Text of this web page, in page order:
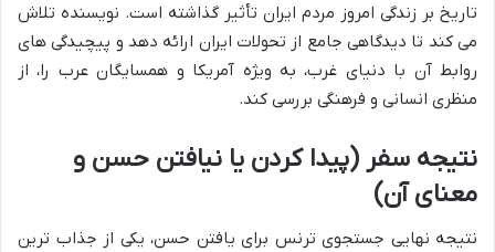
تاریخ بر زندگی امروز مردم ایران تأثیر گذاشته است. نویسنده تلاش
می کند تا دیدگاهی جامع از تحولات ایران ارائه دهد و پیچیدگی های
روابط آن با دنیای غرب، به ویژه آمریکا و همسایگان عرب را، از
منظری انسانی و فرهنگی بررسی کند.
نتیجه سفر (پیدا کردن یا نیافتن حسن و
معنای آن)
نتیجه نهایی جستجوی ترنس برای یافتن حسن، یکی از جذاب ترین